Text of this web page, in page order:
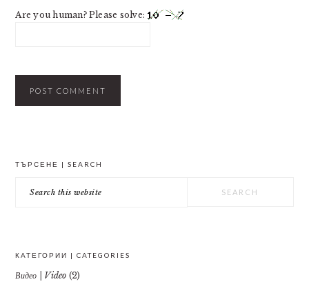
Are you human? Please solve:
ТЪРСЕНЕ | SEARCH
this
КАТЕГОРИИ | CATEGORIES
Видео | Video (2)